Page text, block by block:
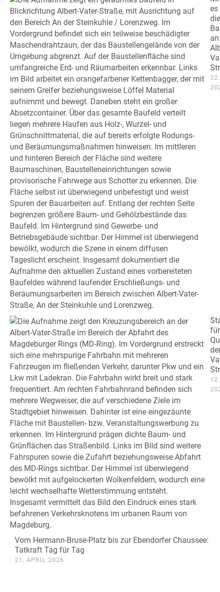
es
die
Vom Hermann-Bruse-Platz bis zur Ebendorfer Chaussee:
Tatkraft Tag für Tag
21. APRIL 2026